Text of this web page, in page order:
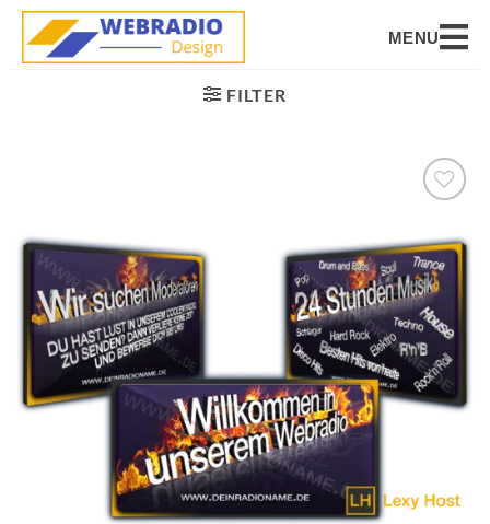
MENU
FILTER
Wunschliste
setzen